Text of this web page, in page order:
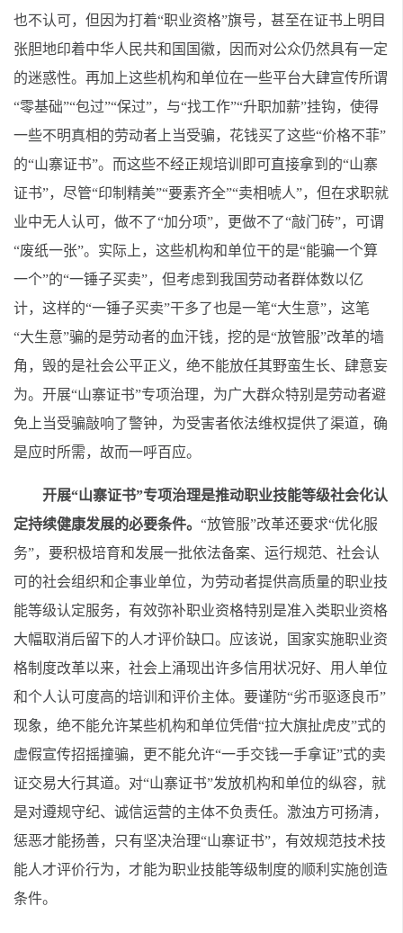
也不认可，但因为打着“职业资格”旗号，甚至在证书上明目
张胆地印着中华人民共和国国徽，因而对公众仍然具有一定
的迷惑性。再加上这些机构和单位在一些平台大肆宣传所谓
“零基础”“包过”“保过”，与“找工作”“升职加薪”挂钩，使得
一些不明真相的劳动者上当受骗，花钱买了这些“价格不菲”
的“山寨证书”。而这些不经正规培训即可直接拿到的“山寨
证书”，尽管“印制精美”“要素齐全”“卖相唬人”，但在求职就
业中无人认可，做不了“加分项”，更做不了“敲门砖”，可谓
“废纸一张”。实际上，这些机构和单位干的是“能骗一个算
一个”的“一锤子买卖”，但考虑到我国劳动者群体数以亿
计，这样的“一锤子买卖”干多了也是一笔“大生意”，这笔
“大生意”骗的是劳动者的血汗钱，挖的是“放管服”改革的墙
角，毁的是社会公平正义，绝不能放任其野蛮生长、肆意妄
为。开展“山寨证书”专项治理，为广大群众特别是劳动者避
免上当受骗敲响了警钟，为受害者依法维权提供了渠道，确
是应时所需，故而一呼百应。
开展“山寨证书”专项治理是推动职业技能等级社会化认
定持续健康发展的必要条件。 “放管服”改革还要求“优化服
务”，要积极培育和发展一批依法备案、运行规范、社会认
可的社会组织和企事业单位，为劳动者提供高质量的职业技
能等级认定服务，有效弥补职业资格特别是准入类职业资格
大幅取消后留下的人才评价缺口。应该说，国家实施职业资
格制度改革以来，社会上涌现出许多信用状况好、用人单位
和个人认可度高的培训和评价主体。要谨防“劣币驱逐良币”
现象，绝不能允许某些机构和单位凭借“拉大旗扯虎皮”式的
虚假宣传招摇撞骗，更不能允许“一手交钱一手拿证”式的卖
证交易大行其道。对“山寨证书”发放机构和单位的纵容，就
是对遵规守纪、诚信运营的主体不负责任。激浊方可扬清，
惩恶才能扬善，只有坚决治理“山寨证书”，有效规范技术技
能人才评价行为，才能为职业技能等级制度的顺利实施创造
条件。